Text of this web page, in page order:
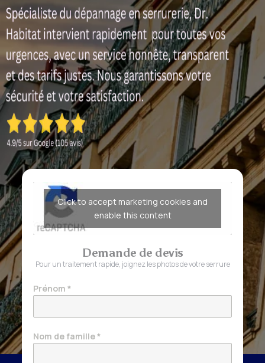
Click to accept marketing cookies and
enable this content
Demande de devis
Pour un traitement rapide, joignez les photos de votre serrure
Prénom*
Nom de famille*